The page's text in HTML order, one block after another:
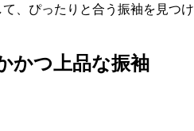
、ぴったりと合う振袖を見つけ
かつ上品な振袖